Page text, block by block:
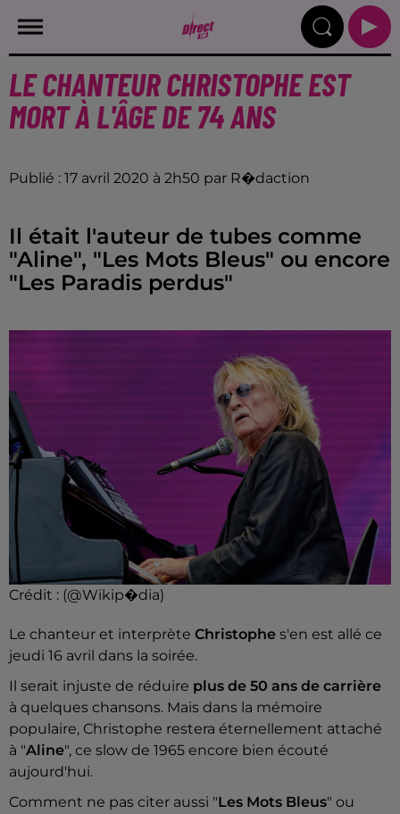
LE CHANTEUR CHRISTOPHE EST
MORT À L'ÂGE DE 74 ANS
Publié : 17 avril 2020 à 2h50 par R�daction
Il était l'auteur de tubes comme
"Aline", "Les Mots Bleus" ou encore
"Les Paradis perdus"
Crédit : (@Wikip�dia)
Le chanteur et interprète Christophe s'en est allé ce
jeudi 16 avril dans la soirée.
Il serait injuste de réduire plus de 50 ans de carrière
à quelques chansons. Mais dans la mémoire
populaire, Christophe restera éternellement attaché
à "Aline", ce slow de 1965 encore bien écouté
aujourd'hui.
Comment ne pas citer aussi "Les Mots Bleus" ou